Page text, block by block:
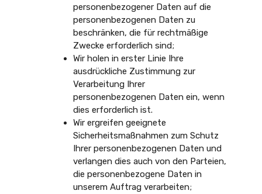
personenbezogener Daten auf die
personenbezogenen Daten zu
beschränken, die für rechtmäßige
Zwecke erforderlich sind;
Wir holen in erster Linie Ihre
ausdrückliche Zustimmung zur
Verarbeitung Ihrer
personenbezogenen Daten ein, wenn
dies erforderlich ist.
Wir ergreifen geeignete
Sicherheitsmaßnahmen zum Schutz
Ihrer personenbezogenen Daten und
verlangen dies auch von den Parteien,
die personenbezogene Daten in
unserem Auftrag verarbeiten;